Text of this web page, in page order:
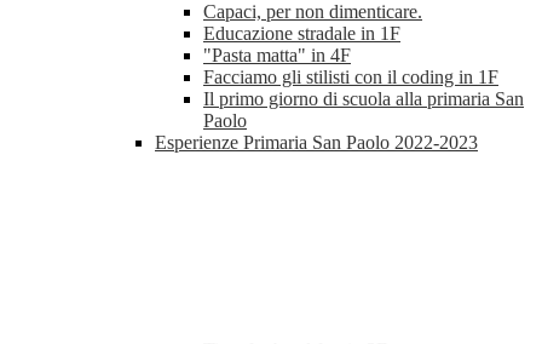
Capaci, per non dimenticare.
Educazione stradale in 1F
"Pasta matta" in 4F
Facciamo gli stilisti con il coding in 1F
Il primo giorno di scuola alla primaria San
Paolo
Esperienze Primaria San Paolo 2022-2023